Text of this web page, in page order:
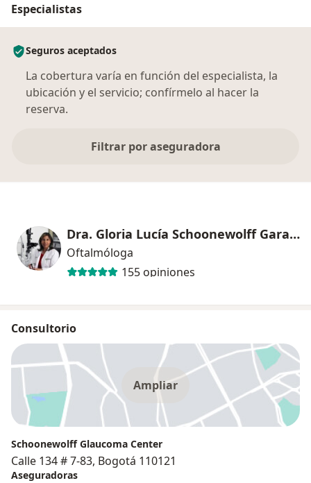
Especialistas
Seguros aceptados
La cobertura varía en función del especialista, la
ubicación y el servicio; confírmelo al hacer la
reserva.
Filtrar por aseguradora
Dra. Gloria Lucía Schoonewolff Garavito
Oftalmóloga
155 opiniones
Consultorio
Ampliar
Schoonewolff Glaucoma Center
Calle 134 # 7-83, Bogotá 110121
Aseguradoras